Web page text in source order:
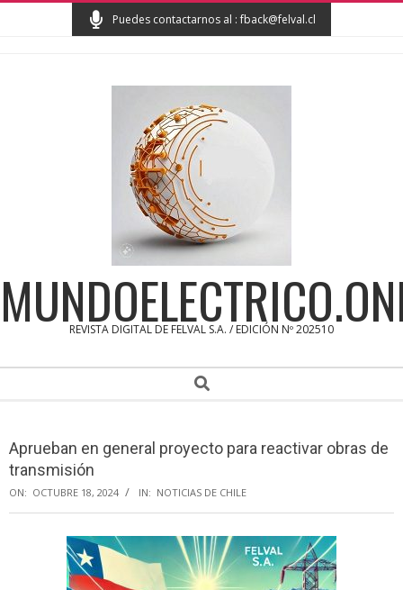
Puedes contactarnos al : fback@felval.cl
REVISTA DIGITAL DE FELVAL S.A. / EDICIÓN Nº 202510
Search
Aprueban en general proyecto para reactivar obras de
transmisión
ON: OCTUBRE 18, 2024 IN: NOTICIAS DE CHILE